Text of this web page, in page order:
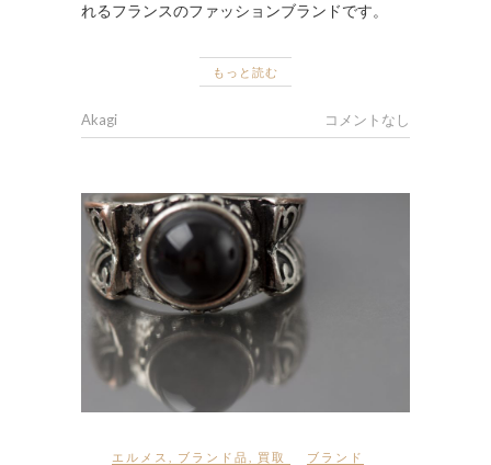
れるフランスのファッションブランドです。
もっと読む
Akagi コメントなし
エルメス ブランド品 買取 ブランド